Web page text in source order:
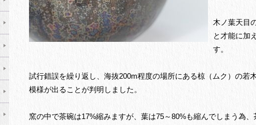
木ノ葉天目
と才能に加
す。
試行錯誤を繰り返し、海抜200m程度の場所にある椋（ムク）の若
模様が出ることが判明しました。
窯の中で茶碗は17%縮みますが、葉は75～80%も縮んでしまう為